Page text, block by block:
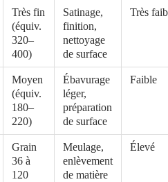
Très fin
(équiv.
320–
400)
Satinage,
finition,
nettoyage
de surface
Très
Moyen
(équiv.
180–
220)
Ébavurage
léger,
préparation
de surface
Faible
Grain
36 à
120
Meulage,
enlèvement
de matière
Élevé